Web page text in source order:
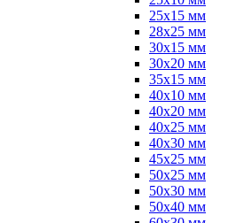
25х15 мм
28х25 мм
30х15 мм
30х20 мм
35х15 мм
40х10 мм
40х20 мм
40х25 мм
40х30 мм
45х25 мм
50х25 мм
50х30 мм
50х40 мм